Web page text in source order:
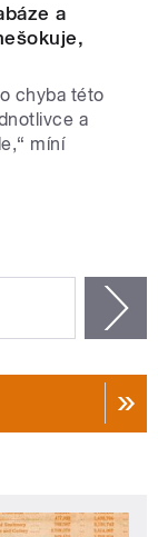
a
chyba této
a
míní